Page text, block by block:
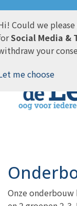
Onze onderbouw
Could we
Social Media &
your
me choose